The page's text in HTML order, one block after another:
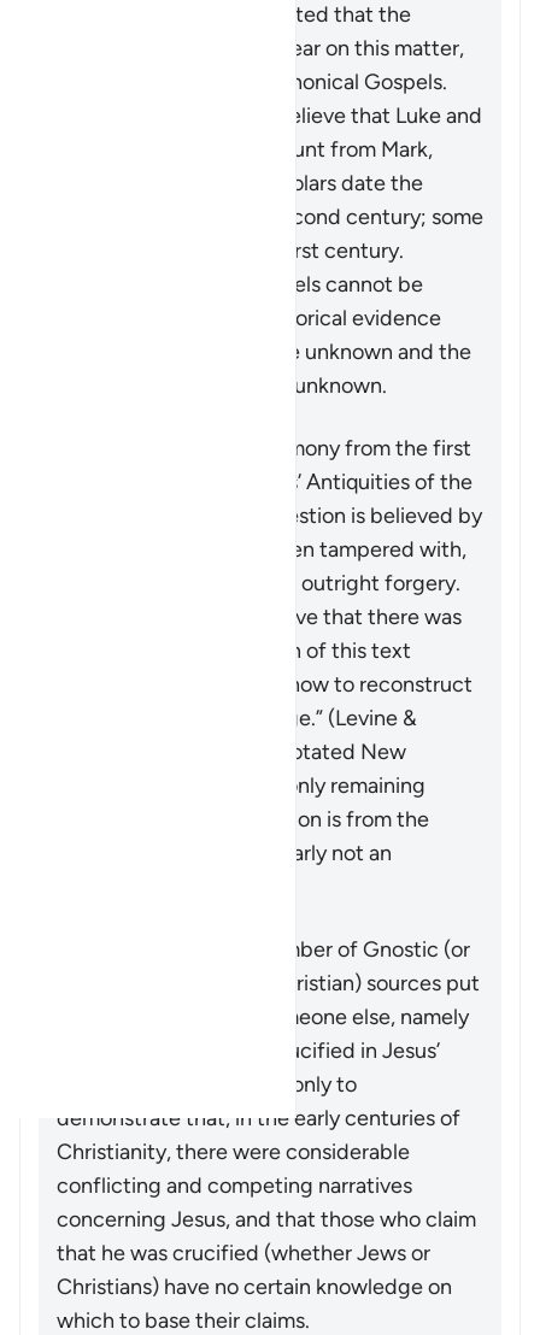
However, it should be noted that the
historical record is not clear on this matter,
certainly not the four Canonical Gospels.
Most critical historians believe that Luke and
Matthew took their account from Mark,
while the majority of scholars date the
Gospel of John to the second century; some
say the very end of the first century.
Furthermore, these gospels cannot be
regarded as decisive historical evidence
because their authors are unknown and the
authors’ sources are also unknown.
Another purported testimony from the first
century is from Josephus’ Antiquities of the
. The passage in question is believed by
all authorities to have been tampered with,
with some declaring it an outright forgery.
Those scholars who believe that there was
an original shorter version of this text
“disagree about exactly how to reconstruct
the original of the passage.” (Levine &
The Jewish Annotated New
, p. 576). The only remaining
testimony to the crucifixion is from the
letters of Paul, who is clearly not an
On the other hand, a number of Gnostic (or
other early heterodox Christian) sources put
forth a narrative that someone else, namely
Simon of Cyrene, was crucified in Jesus’
place. This is mentioned only to
demonstrate that, in the early centuries of
Christianity, there were considerable
conflicting and competing narratives
concerning Jesus, and that those who claim
that he was crucified (whether Jews or
Christians) have no certain knowledge on
which to base their claims.